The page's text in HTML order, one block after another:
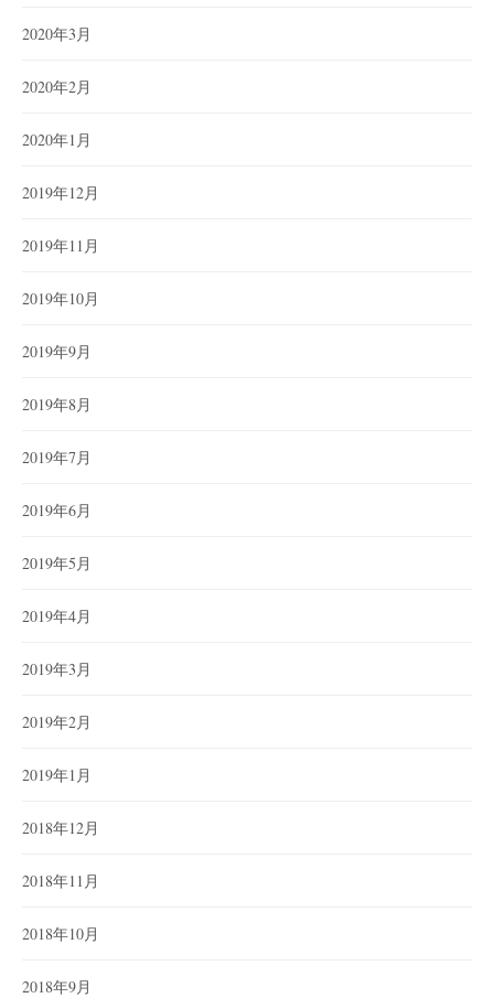
2020年3月
2020年2月
2020年1月
2019年12月
2019年11月
2019年10月
2019年9月
2019年8月
2019年7月
2019年6月
2019年5月
2019年4月
2019年3月
2019年2月
2019年1月
2018年12月
2018年11月
2018年10月
2018年9月